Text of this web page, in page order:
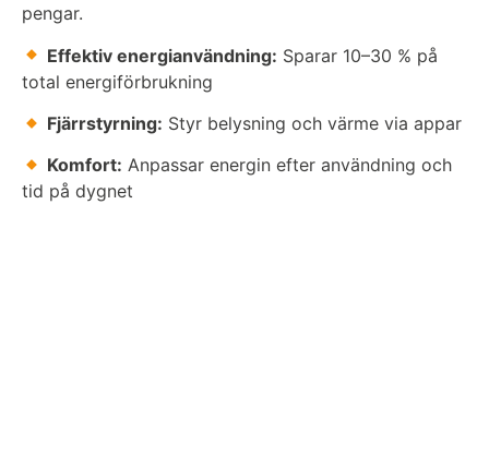
pengar.
Effektiv energianvändning: Sparar 10–30 % på
total energiförbrukning
Fjärrstyrning: Styr belysning och värme via appar
Komfort: Anpassar energin efter användning och
tid på dygnet